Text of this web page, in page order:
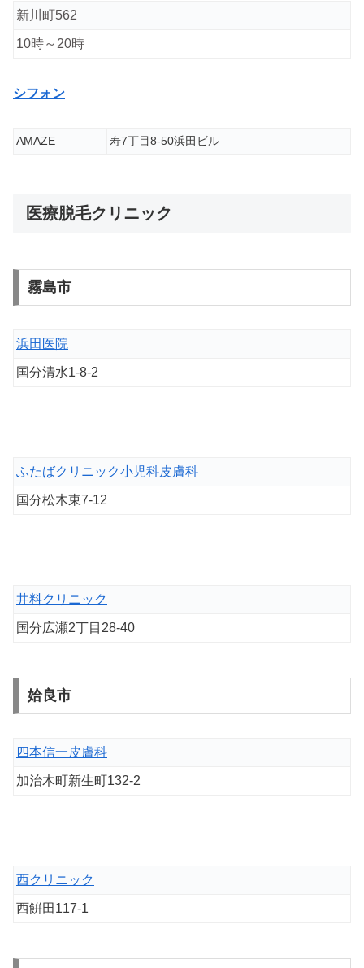
新川町562
10時～20時
シフォン
AMAZE 寿7丁目8-50浜田ビル
医療脱毛クリニック
霧島市
浜田医院
国分清水1-8-2
ふたばクリニック小児科皮膚科
国分松木東7-12
井料クリニック
国分広瀬2丁目28-40
姶良市
四本信一皮膚科
加治木町新生町132-2
西クリニック
西餠田117-1